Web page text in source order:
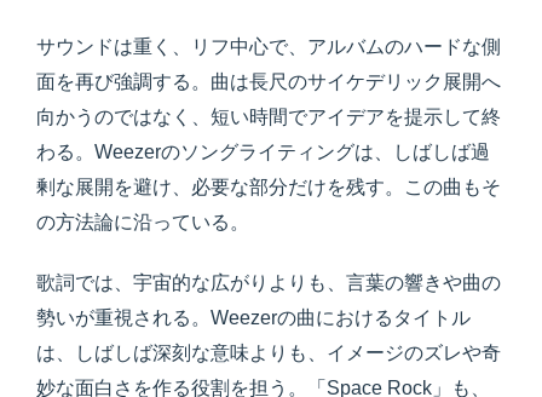
サウンドは重く、リフ中心で、アルバムのハードな側
面を再び強調する。曲は長尺のサイケデリック展開へ
向かうのではなく、短い時間でアイデアを提示して終
わる。Weezerのソングライティングは、しばしば過
剰な展開を避け、必要な部分だけを残す。この曲もそ
の方法論に沿っている。
歌詞では、宇宙的な広がりよりも、言葉の響きや曲の
勢いが重視される。Weezerの曲におけるタイトル
は、しばしば深刻な意味よりも、イメージのズレや奇
妙な面白さを作る役割を担う。「Space Rock」も、